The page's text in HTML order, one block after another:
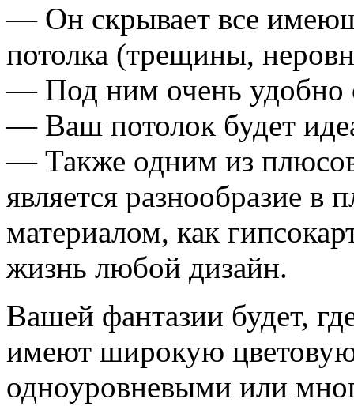
— Он скрывает все
потолка (трещины,
— Под ним очень удобно
— Ваш потолок будет
— Также одним из плюсов
является разнообразие в
материалом, как
жизнь любой дизайн.
Вашей фантазии будет,
имеют широкую
одноуровневыми или